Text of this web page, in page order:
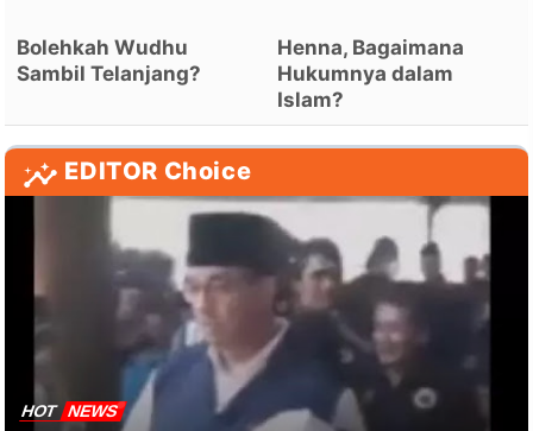
Bolehkah Wudhu
Sambil Telanjang?
Henna, Bagaimana
Hukumnya dalam
Islam?
EDITOR Choice
HOT NEWS